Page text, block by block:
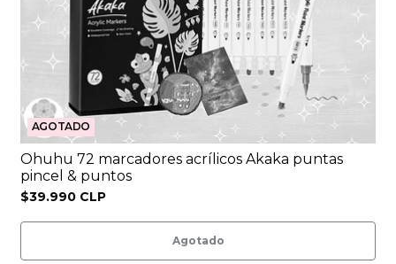
AGOTADO
Ohuhu 72 marcadores acrílicos Akaka puntas
pincel & puntos
$39.990 CLP
Agotado